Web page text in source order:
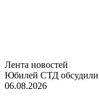
Лента новостей
Юбилей СТД
06.08.2026